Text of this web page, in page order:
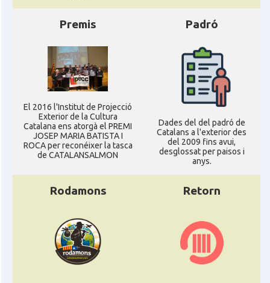
Premis
El 2016 l'Institut de Projecció
Exterior de la Cultura
Catalana ens atorgà el PREMI
JOSEP MARIA BATISTA I
ROCA per reconéixer la tasca
de CATALANSALMON
Padró
Dades del del padró de
Catalans a l'exterior des
del 2009 fins avui,
desglossat per paisos i
anys.
Rodamons Retorn